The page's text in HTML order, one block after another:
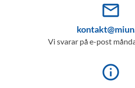
mail_outline
Vi svarar på e-post
info_outline